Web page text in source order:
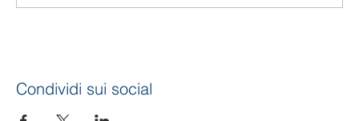
Condividi sui social